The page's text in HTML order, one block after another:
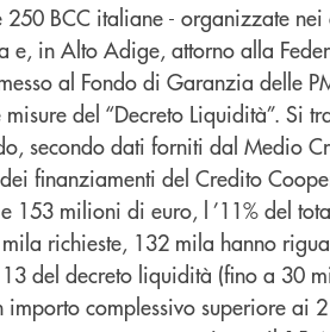
BCC italiane - organizzate
e, in Alto Adige, attorno alla
al Fondo di Garanzia delle
del “Decreto Liquidità”. Si
secondo dati forniti dal Medio
finanziamenti del Credito
153 milioni di euro, l ’11% del
richieste, 132 mila hanno
del decreto liquidità (fino a 30
importo complessivo superiore